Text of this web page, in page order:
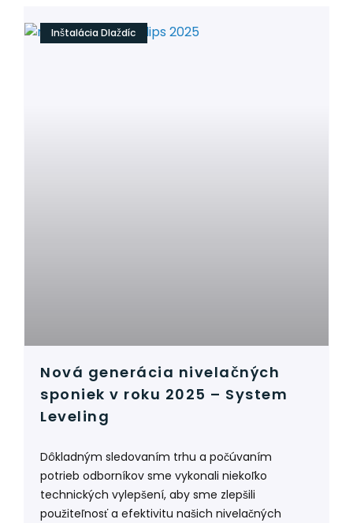
Inštalácia Dlaždíc
Nová generácia nivelačných
sponiek v roku 2025 – System
Leveling
Dôkladným sledovaním trhu a počúvaním
potrieb odborníkov sme vykonali niekoľko
technických vylepšení, aby sme zlepšili
použiteľnosť a efektivitu našich nivelačných